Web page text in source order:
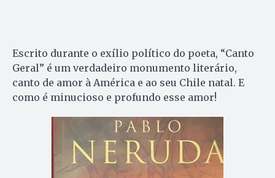
Escrito durante o exílio político do poeta, “Canto
Geral” é um verdadeiro monumento literário,
canto de amor à América e ao seu Chile natal. E
como é minucioso e profundo esse amor!